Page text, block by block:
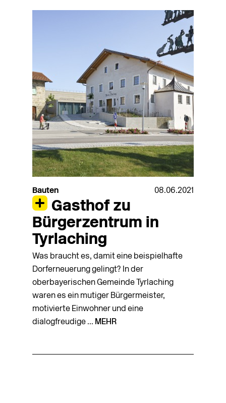
Bauten 08.06.2021
Gasthof zu
Bürgerzentrum in
Tyrlaching
Was braucht es, damit eine beispielhafte
Dorferneuerung gelingt? In der
oberbayerischen Gemeinde Tyrlaching
waren es ein mutiger Bürgermeister,
motivierte Einwohner und eine
dialogfreudige ... MEHR